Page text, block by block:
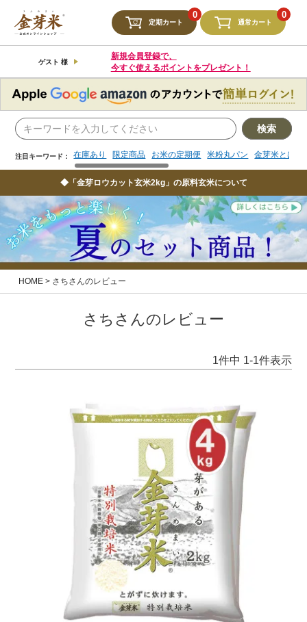
定期カート
0
通常カート
0
ゲスト 様
新規会員登録で、
今すぐ使えるポイントをプレゼント！
検索
注目キーワード： 在庫あり 限定商品 お米の定期便 米粉丸パン 金芽米とは
注目キーワード： 限定商品 お米の定期便 米粉丸パン 金芽米とは
◆「金芽ロウカット玄米2kg」の原料玄米について
HOME さちさんのレビュー
さちさんのレビュー
1件中 1-1件表示